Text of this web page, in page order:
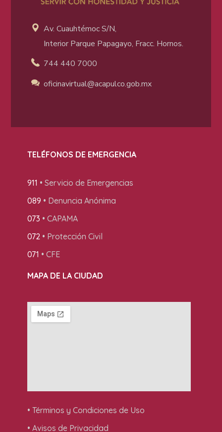
Av. Cuauhtémoc S/N,
Interior Parque Papagayo, Fracc. Hornos.
744 440 7000
oficinavirtual@acapulco.gob.mx
TELÉFONOS DE EMERGENCIA
911 • Servicio de Emergencias
089 • Denuncia Anónima
073 • CAPAMA
072 • Protección Civil
071 • CFE
MAPA DE LA CIUDAD
• Términos y Condiciones de Uso
• Avisos de Privacidad